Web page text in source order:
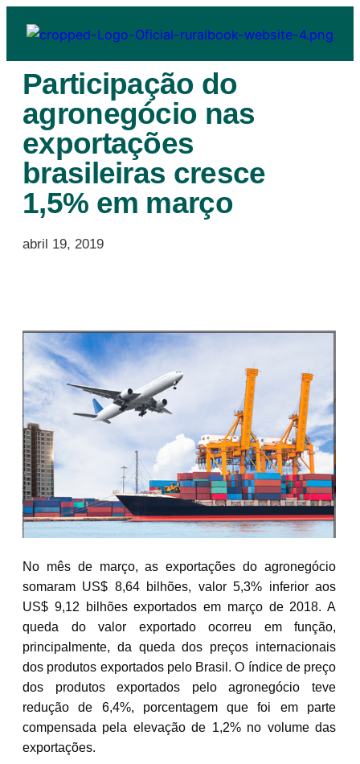
Participação do
agronegócio nas
exportações
brasileiras cresce
1,5% em março
abril 19, 2019
No mês de março, as exportações do agronegócio
somaram US$ 8,64 bilhões, valor 5,3% inferior aos
US$ 9,12 bilhões exportados em março de 2018. A
queda do valor exportado ocorreu em função,
principalmente, da queda dos preços internacionais
dos produtos exportados pelo Brasil. O índice de preço
dos produtos exportados pelo agronegócio teve
redução de 6,4%, porcentagem que foi em parte
compensada pela elevação de 1,2% no volume das
exportações.